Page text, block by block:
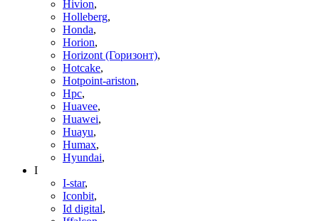
Hivion,
Holleberg,
Honda,
Horion,
Horizont (Горизонт),
Hotcake,
Hotpoint-ariston,
Hpc,
Huavee,
Huawei,
Huayu,
Humax,
Hyundai,
I
I-star,
Iconbit,
Id digital,